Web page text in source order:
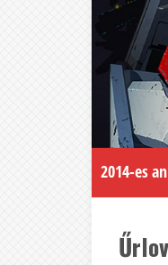
2014-es